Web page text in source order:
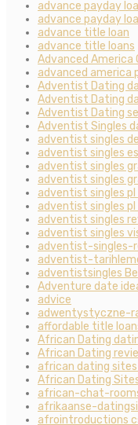
advance payday
advance payday
advance title loan
advance title loans
Advanced America
advanced america
Adventist Dating
Adventist Dating
Adventist Dating
Adventist Singles
adventist singles
adventist singles
adventist singles
adventist singles
adventist singles pl
adventist singles
adventist singles
adventist singles
adventist-singles-
adventist-
adventistsingles
Adventure date
advice
adwentystyczne-
affordable title
African Dating
African Dating
african dating
African Dating
african-chat-
afrikaanse-
afrointroductions